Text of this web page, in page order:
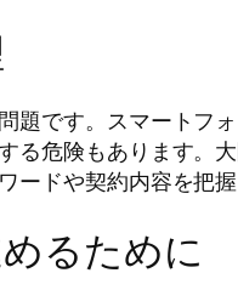
題です。スマートフ
る危険もあります。
ードや契約内容を把
るために